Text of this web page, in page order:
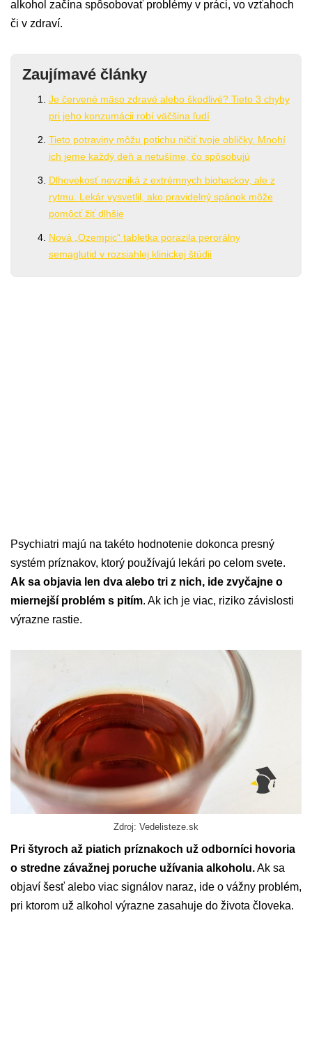
alkohol začína spôsobovať problémy v práci, vo vzťahoch
či v zdraví.
Zaujímavé články
Je červené mäso zdravé alebo škodlivé? Tieto 3 chyby
pri jeho konzumácii robí väčšina ľudí
Tieto potraviny môžu potichu ničiť tvoje obličky. Mnohí
ich jeme každý deň a netušíme, čo spôsobujú
Dlhovekosť nevzniká z extrémnych biohackov, ale z
rytmu. Lekár vysvetlil, ako pravidelný spánok môže
pomôcť žiť dlhšie
Nová „Ozempic“ tabletka porazila perorálny
semaglutid v rozsiahlej klinickej štúdii
Psychiatri majú na takéto hodnotenie dokonca presný
systém príznakov, ktorý používajú lekári po celom svete.
Ak sa objavia len dva alebo tri z nich, ide zvyčajne o
miernejší problém s pitím. Ak ich je viac, riziko závislosti
výrazne rastie.
Zdroj: Vedelisteze.sk
Pri štyroch až piatich príznakoch už odborníci hovoria
o stredne závažnej poruche užívania alkoholu.Ak sa
objaví šesť alebo viac signálov naraz, ide o vážny problém,
pri ktorom už alkohol výrazne zasahuje do života človeka.